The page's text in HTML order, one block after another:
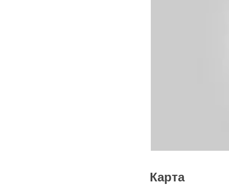
Карта